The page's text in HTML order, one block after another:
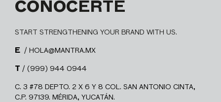
CONOCERTE
START STRENGTHENING YOUR BRAND WITH US.
E / HOLA@MANTRA.MX
T / (999) 944 0944
C. 3 #78 DEPTO. 2 X 6 Y 8 COL. SAN ANTONIO CINTA,
C.P. 97139. MÉRIDA, YUCATÁN.